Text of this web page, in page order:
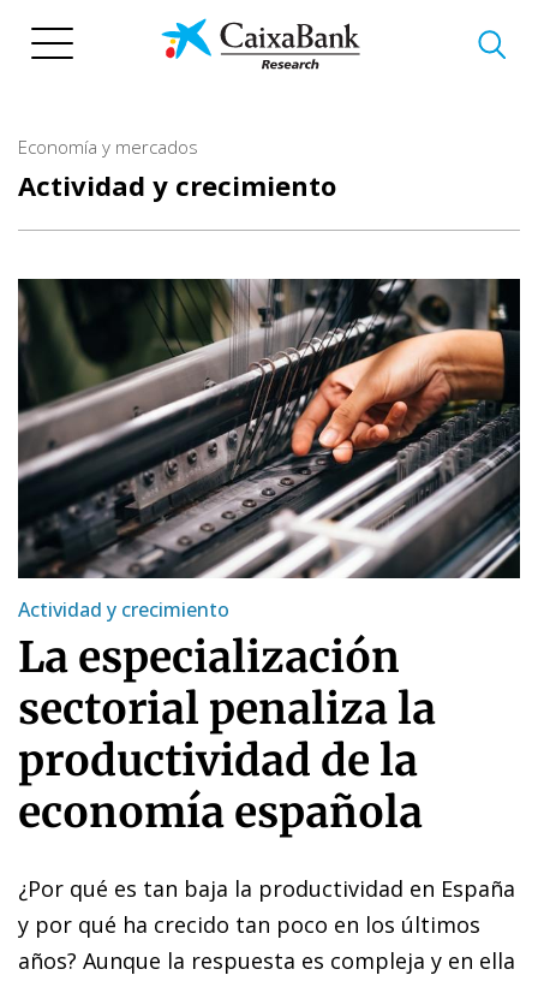
Economía y mercados
Actividad y crecimiento
Actividad y crecimiento
La especialización
sectorial penaliza la
productividad de la
economía española
¿Por qué es tan baja la productividad en España
y por qué ha crecido tan poco en los últimos
años? Aunque la respuesta es compleja y en ella